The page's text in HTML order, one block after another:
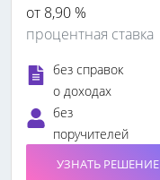
от 8,90 %
процентная ставка
без справок
о доходах
без
поручителей
УЗНАТЬ РЕШЕНИЕ